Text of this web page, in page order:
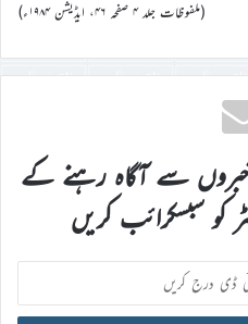
(ملفوظات جلد ۴ صفحہ ۴۶، ایڈیشن ۱۹۸۴ء)
خبروں سے آگاہ رہنے کے
کو سبسکرائب کریں